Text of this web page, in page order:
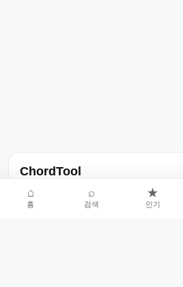
ChordTool
노래 가사, 곡 정보, 코드, 악보를 한곳에
서비스입니다.
⌂
홈
⌕
검색
★
인기